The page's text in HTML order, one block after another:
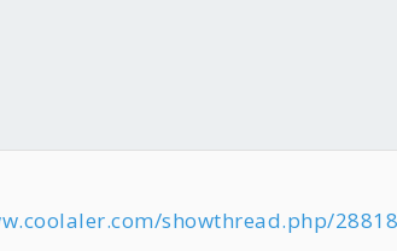
showthread.php/